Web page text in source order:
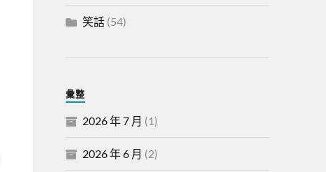
笑話(54)
彙整
2026 年 7 月 (1)
2026 年 6 月 (2)